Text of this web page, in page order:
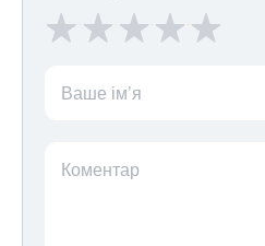
Ваше ім’я
Коментар